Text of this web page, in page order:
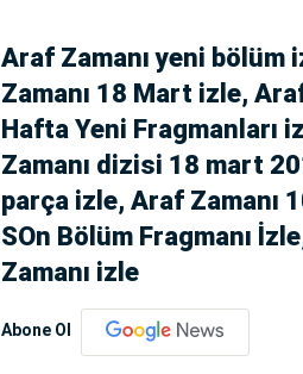
Araf Zamanı yeni bölüm
Zamanı 18 Mart izle,
Hafta Yeni Fragmanları
Zamanı dizisi 18 mart
parça izle, Araf Zamanı
SOn Bölüm Fragmanı
Zamanı izle
Abone Ol